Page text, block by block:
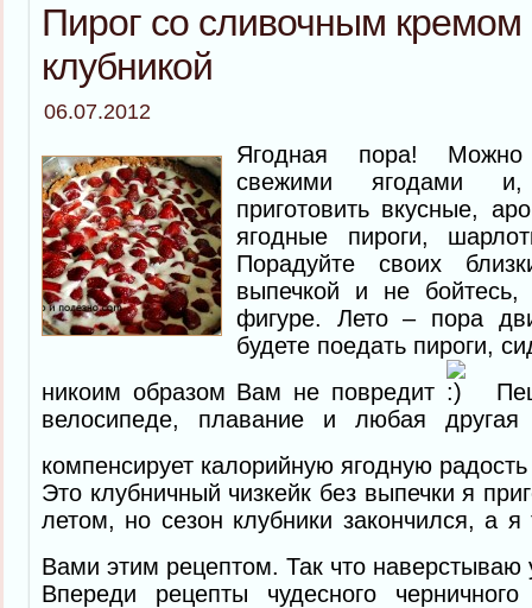
Пирог со сливочным кремом
клубникой
06.07.2012
Ягодная пора! Можно
свежими ягодами
приготовить вкусные,
ягодные пироги,
Порадуйте своих
выпечкой и не бойтесь,
фигуре. Лето – пора
будете поедать пироги,
никоим образом Вам не повредит
велосипеде, плавание и любая другая
компенсирует калорийную ягодную
Это клубничный чизкейк без выпечки я
летом, но сезон клубники закончился, а
Вами этим рецептом. Так что
Впереди рецепты чудесного